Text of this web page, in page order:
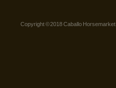
Copyright © 2018 Caballo Horsemarket